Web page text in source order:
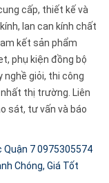
cấp, thiết kế và
lan can kính chất
kết sản phẩm
phụ kiện đồng bộ
nghề giỏi, thi công
thị trường. Liên
sát, tư vấn và báo
Quận 7 0975305574
Chóng, Giá Tốt